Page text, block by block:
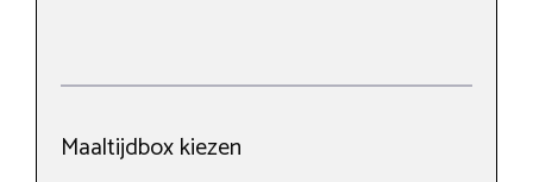
Maaltijdbox kiezen